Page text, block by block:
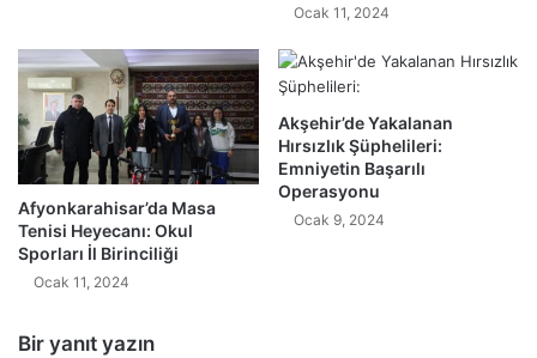
Ocak 11, 2024
Afyonkarahisar’da Masa
Tenisi Heyecanı: Okul
Sporları İl Birinciliği
Ocak 11, 2024
Akşehir’de Yakalanan
Hırsızlık Şüphelileri:
Emniyetin Başarılı
Operasyonu
Ocak 9, 2024
Bir yanıt yazın